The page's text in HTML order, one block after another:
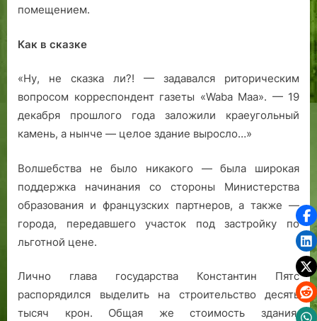
помещением.
Как в сказке
«Ну, не сказка ли?! — задавался риторическим
вопросом корреспондент газеты «Waba Maa». — 19
декабря прошлого года заложили краеугольный
камень, а нынче — целое здание выросло…»
Волшебства не было никакого — была широкая
поддержка начинания со стороны Министерства
образования и французских партнеров, а также —
города, передавшего участок под застройку по
льготной цене.
Лично глава государства Константин Пятс
распорядился выделить на строительство десять
тысяч крон. Общая же стоимость здания,